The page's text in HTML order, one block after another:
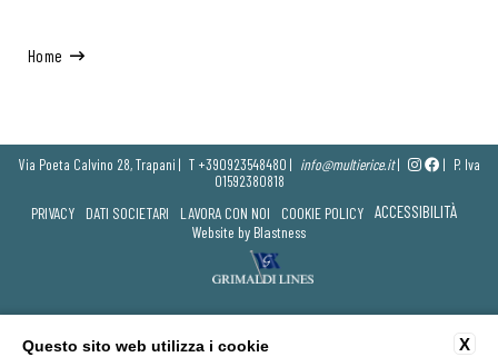
Home
Via Poeta Calvino 28, Trapani | T +390923548480 | info@multierice.it| | P. Iva
01592380818
PRIVACY
DATI SOCIETARI LAVORA CON NOI COOKIE POLICY ACCESSIBILITÀ
Website by Blastness
X
Questo sito web utilizza i cookie